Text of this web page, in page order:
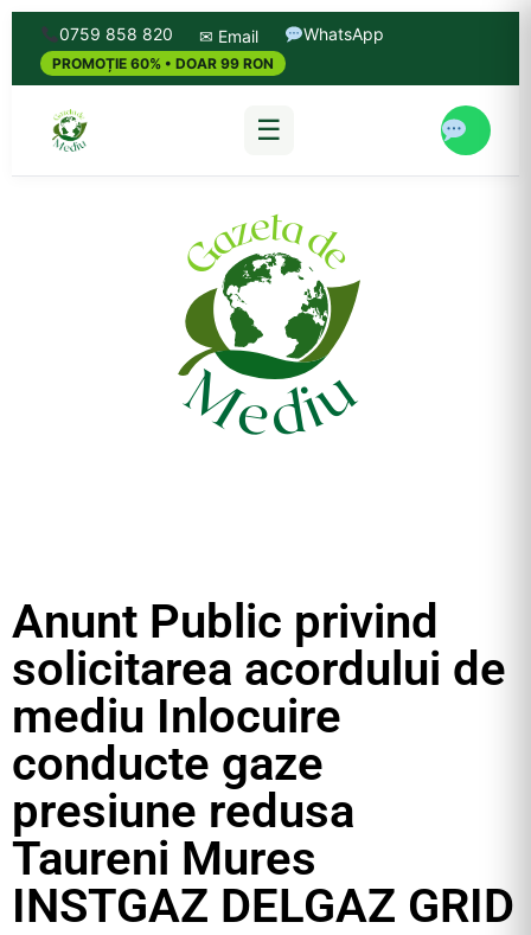
0759 858 820 ✉ Email WhatsApp
PROMOȚIE 60% • DOAR 99 RON
☰
Anunt Public privind
solicitarea acordului de
mediu Inlocuire
conducte gaze
presiune redusa
Taureni Mures
INSTGAZ DELGAZ GRID